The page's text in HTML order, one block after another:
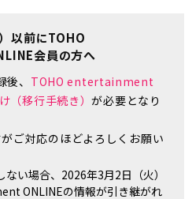
以前にTOHO
会員の方へ
、 TOHO entertainment
（移行手続き）が必要となり
ご対応のほどよろしくお願い
い場合、2026年3月2日（火）
ONLINEの情報が引き継がれ